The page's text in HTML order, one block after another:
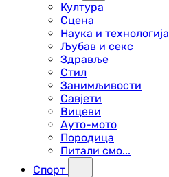
Култура
Сцена
Наука и технологија
Љубав и секс
Здравље
Стил
Занимљивости
Савјети
Вицеви
Ауто-мото
Породица
Питали смо...
Спорт